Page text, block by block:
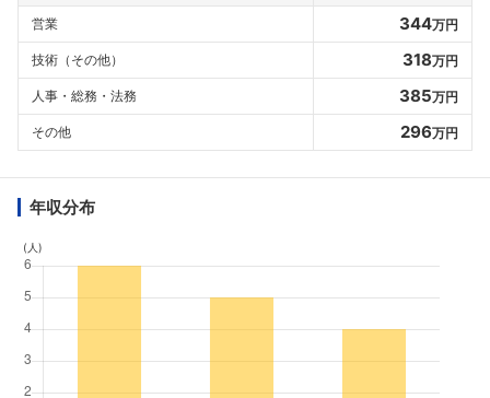
営業
344万円
技術（その他） 318万円
人事・総務・法務 385万円
その他 296万円
年収分布
(人)